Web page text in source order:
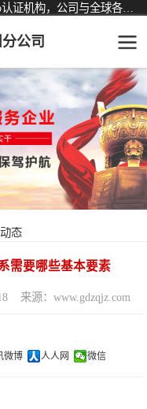
公司
态
需要哪些基本要素
来源：www.gdzqjz.com
微博 人人网 微信
证业务一览表
质量管理体系认证
环境管理体系认证
ISO45001职业健康安全管理体系认证
服务认证
信息安全管理体系认证